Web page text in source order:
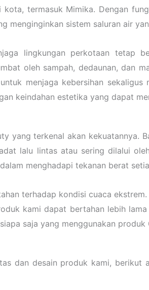
termasuk Mimika. Dengan
menginginkan sistem saluran air
lingkungan perkotaan tetap
oleh sampah, dedaunan, dan
menjaga kebersihan
keindahan estetika yang dapat
yang terkenal akan kekuatannya.
lalu lintas atau sering dilalui
menghadapi tekanan berat
terhadap kondisi cuaca
kami dapat bertahan lebih
saja yang menggunakan produk
dan desain produk kami, berikut